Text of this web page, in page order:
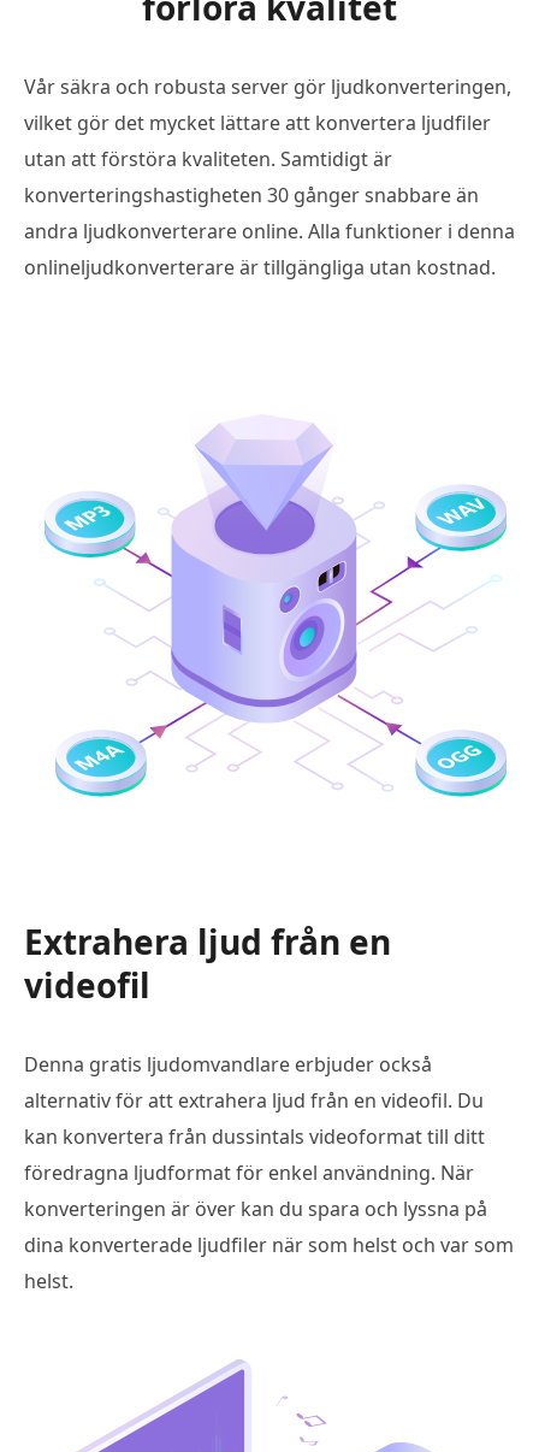
Vår säkra och robusta server gör ljudkonverteringen,
vilket gör det mycket lättare att konvertera ljudfiler
utan att förstöra kvaliteten. Samtidigt är
konverteringshastigheten 30 gånger snabbare än
andra ljudkonverterare online. Alla funktioner i denna
onlineljudkonverterare är tillgängliga utan kostnad.
Extrahera ljud från en
videofil
Denna gratis ljudomvandlare erbjuder också
alternativ för att extrahera ljud från en videofil. Du
kan konvertera från dussintals videoformat till ditt
föredragna ljudformat för enkel användning. När
konverteringen är över kan du spara och lyssna på
dina konverterade ljudfiler när som helst och var som
helst.